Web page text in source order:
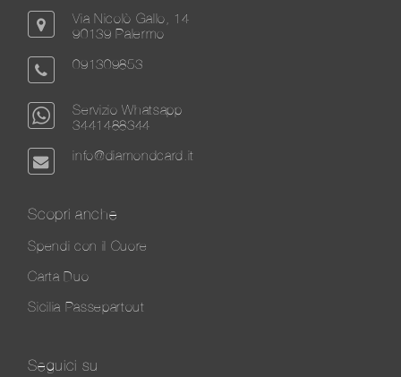
Via Nicolò Gallo, 14
90139 Palermo
091309853
Servizio Whatsapp
3441488344
info@diamondcard.it
Scopri anche
Spendi con il Cuore
Carta Duo
Sicilia Passepartout
Seguici su